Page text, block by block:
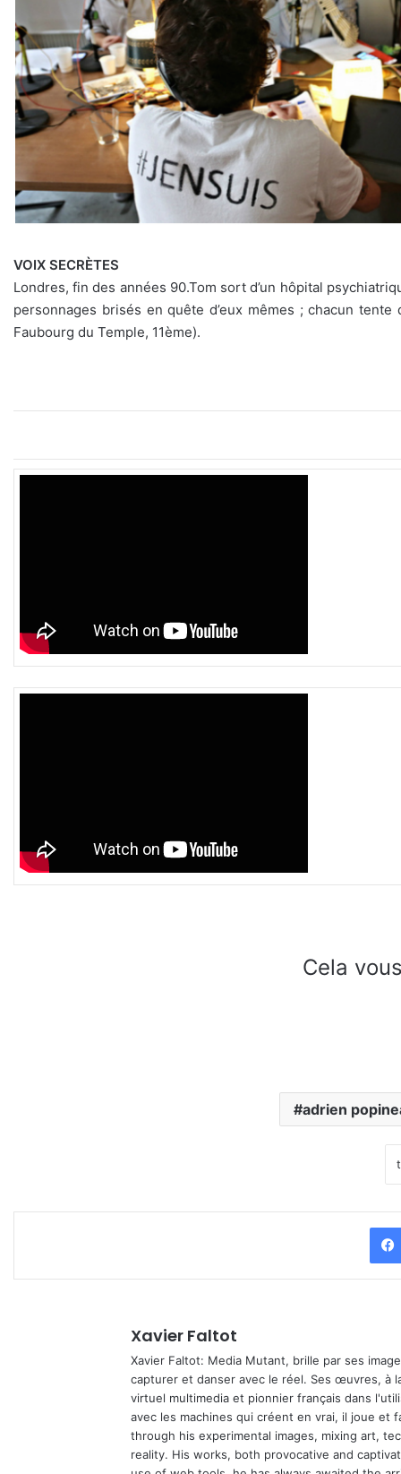
VOIX SECRÈTES
Londres, fin des années 90.Tom sort d’un hôpital
personnages brisés en quête d’eux mêmes ; chacun
Faubourg du Temple, 11ème).
Cela
adrien
Xavier Faltot
Xavier Faltot: Media Mutant, brille par ses
capturer et danser avec le réel. Ses œuvres, à
virtuel multimedia et pionnier français dans
avec les machines qui créent en vrai, il joue et
through his experimental images, mixing art,
reality. His works, both provocative and